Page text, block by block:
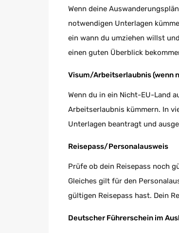
Wenn deine
notwendigen Unterlagen
ein wann du umziehen willst
einen guten Überblick
Visum/Arbeitserlaubnis (wenn
Wenn du in ein Nicht-EU-Land
Arbeitserlaubnis kümmern. In
Unterlagen beantragt und
Reisepass/Personalausweis
Prüfe ob dein Reisepass noch
Gleiches gilt für den
gültigen Reisepass hast. Dein
Deutscher Führerschein im